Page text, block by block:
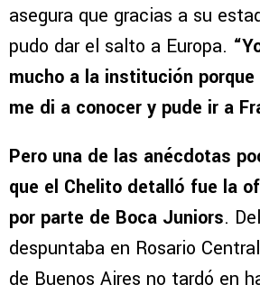
asegura que gracias a su
pudo dar el salto a Europa.
mucho a la institución
me di a conocer y pude ir a
Pero una de las anécdotas
que el Chelito detalló fue la
por parte de Boca Juniors.
despuntaba en Rosario
de Buenos Aires no tardó en